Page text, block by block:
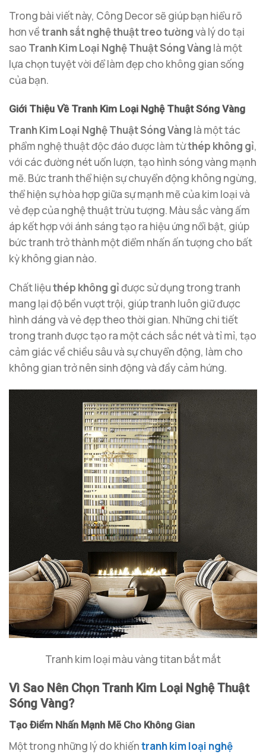
Trong bài viết này, Công Decor sẽ giúp bạn hiểu rõ
hơn vềtranh sắt nghệ thuật treo tườngvà lý do tại
sao Tranh Kim Loại Nghệ Thuật Sóng Vàng là một
lựa chọn tuyệt vời để làm đẹp cho không gian sống
của bạn.
Giới Thiệu Về Tranh Kim Loại Nghệ Thuật Sóng Vàng
Tranh Kim Loại Nghệ Thuật Sóng Vàng là một tác
phẩm nghệ thuật độc đáo được làm từthép không gỉ,
với các đường nét uốn lượn, tạo hình sóng vàng mạnh
mẽ. Bức tranh thể hiện sự chuyển động không ngừng,
thể hiện sự hòa hợp giữa sự mạnh mẽ của kim loại và
vẻ đẹp của nghệ thuật trừu tượng. Màu sắc vàng ấm
áp kết hợp với ánh sáng tạo ra hiệu ứng nổi bật, giúp
bức tranh trở thành một điểm nhấn ấn tượng cho bất
kỳ không gian nào.
Chất liệuthép không gỉđược sử dụng trong tranh
mang lại độ bền vượt trội, giúp tranh luôn giữ được
hình dáng và vẻ đẹp theo thời gian. Những chi tiết
trong tranh được tạo ra một cách sắc nét và tỉ mỉ, tạo
cảm giác về chiều sâu và sự chuyển động, làm cho
không gian trở nên sinh động và đầy cảm hứng.
Tranh kim loại màu vàng titan bắt mắt
Vì Sao Nên Chọn Tranh Kim Loại Nghệ Thuật
Sóng Vàng?
Tạo Điểm Nhấn Mạnh Mẽ Cho Không Gian
Một trong những lý do khiếntranh kim loại nghệ